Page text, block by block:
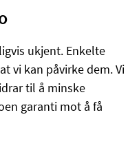
ukjent. Enkelte
vi kan påvirke dem. Vi
til å minske
garanti mot å få